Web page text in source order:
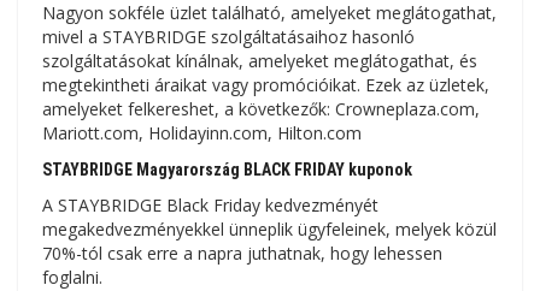
Nagyon sokféle üzlet található, amelyeket meglátogathat,
mivel a STAYBRIDGE szolgáltatásaihoz hasonló
szolgáltatásokat kínálnak, amelyeket meglátogathat, és
megtekintheti áraikat vagy promócióikat. Ezek az üzletek,
amelyeket felkereshet, a következők: Crowneplaza.com,
Mariott.com, Holidayinn.com, Hilton.com
STAYBRIDGE Magyarország BLACK FRIDAY kuponok
A STAYBRIDGE Black Friday kedvezményét
megakedvezményekkel ünneplik ügyfeleinek, melyek közül
70%-tól csak erre a napra juthatnak, hogy lehessen
foglalni.